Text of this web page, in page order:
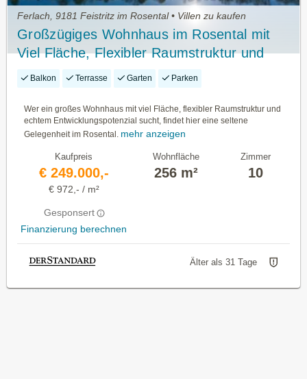
Ferlach, 9181 Feistritz im Rosental • Villen zu kaufen
Großzügiges Wohnhaus im Rosental mit
Viel Fläche, Flexibler Raumstruktur und
Attraktivem Preis-Leistungs-Verhältnis.
Balkon Terrasse Garten Parken
Wer ein großes Wohnhaus mit viel Fläche, flexibler Raumstruktur und
echtem Entwicklungspotenzial sucht, findet hier eine seltene
Gelegenheit im Rosental. mehr anzeigen
Kaufpreis
€ 249.000,-
€ 972,- / m²
Gesponsert
Finanzierung berechnen
Wohnfläche
256 m²
Zimmer
10
Älter als 31 Tage